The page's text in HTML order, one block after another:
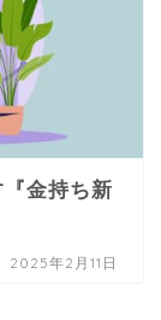
金持ち新
2025年2月11日